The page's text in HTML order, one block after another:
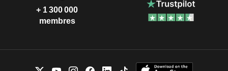
+ 1 300 000
membres